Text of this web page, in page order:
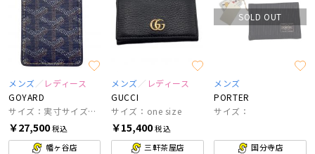
メンズ
レディース
GOYARD
サイズ：実寸サイズをご参照ください。
￥27,500税込
幡ヶ谷店
メンズ
レディース
GUCCI
サイズ：one size
￥15,400税込
三軒茶屋店
SOLD OUT
メンズ
PORTER
サイズ：
国分寺店